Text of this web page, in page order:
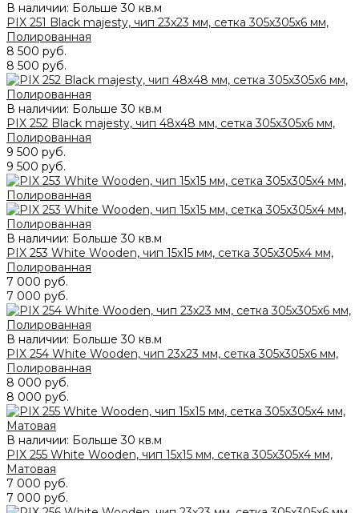
В наличии: Больше 30 кв.м
PIX 251 Black majesty, чип 23x23 мм, сетка 305х305x6 мм,
Полированная
8 500 руб.
8 500 руб.
В наличии: Больше 30 кв.м
PIX 252 Black majesty, чип 48x48 мм, сетка 305х305x6 мм,
Полированная
9 500 руб.
9 500 руб.
В наличии: Больше 30 кв.м
PIX 253 White Wooden, чип 15x15 мм, сетка 305х305x4 мм,
Полированная
7 000 руб.
7 000 руб.
В наличии: Больше 30 кв.м
PIX 254 White Wooden, чип 23x23 мм, сетка 305х305x6 мм,
Полированная
8 000 руб.
8 000 руб.
В наличии: Больше 30 кв.м
PIX 255 White Wooden, чип 15х15 мм, сетка 305х305x4 мм,
Матовая
7 000 руб.
7 000 руб.